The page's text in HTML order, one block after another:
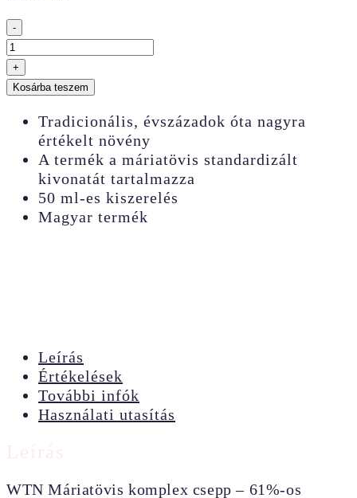
-
Máriatövis
komplex
csepp
+
Kosárba teszem
Tradicionális, évszázadok óta nagyra
értékelt növény
A termék a máriatövis standardizált
kivonatát tartalmazza
50 ml-es kiszerelés
Magyar termék
Leírás
Értékelések
További infók
Használati utasítás
WTN Máriatövis komplex csepp – 61%-os